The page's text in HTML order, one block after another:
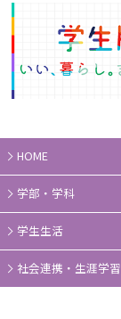
HOME
学部・学科
学生生活
社会連携・生涯学習